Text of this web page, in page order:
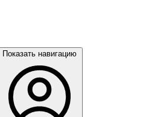
Показать навигацию